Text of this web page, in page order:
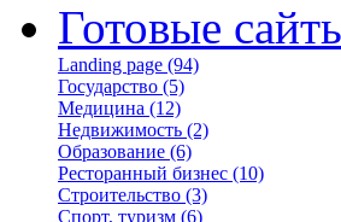
Готовые
Landing page (94)
Государство (5)
Медицина (12)
Недвижимость (2)
Образование (6)
Ресторанный бизнес (10)
Строительство (3)
Спорт, туризм (6)